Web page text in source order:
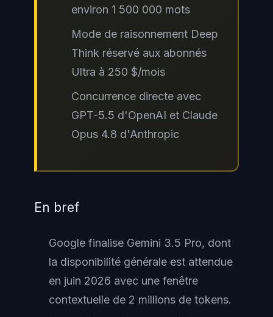
environ 1 500 000 mots
Mode de raisonnement Deep
Think réservé aux abonnés
Ultra à 250 $/mois
Concurrence directe avec
GPT-5.5 d'OpenAI et Claude
Opus 4.8 d'Anthropic
En bref
Google finalise Gemini 3.5 Pro, dont
la disponibilité générale est attendue
en juin 2026 avec une fenêtre
contextuelle de 2 millions de tokens.